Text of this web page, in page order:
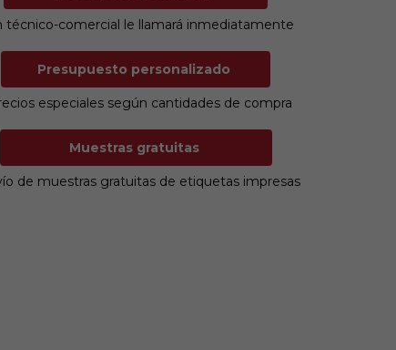
técnico-comercial le llamará inmediatamente
Presupuesto personalizado
especiales según cantidades de compra
Muestras gratuitas
de muestras gratuitas de etiquetas impresas